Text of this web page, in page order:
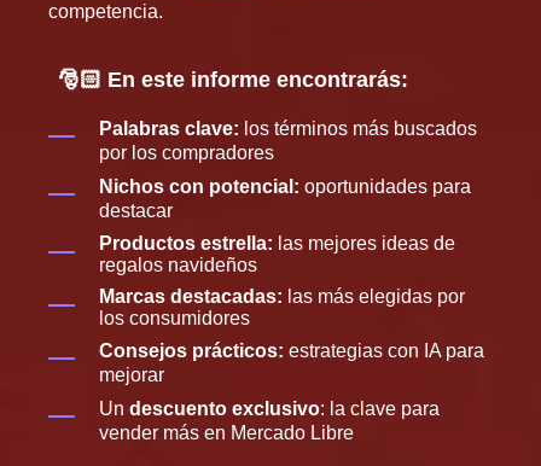
competencia.
🎅🏻 En este informe encontrarás:
Palabras clave: los términos más buscados
por los compradores
Nichos con potencial: oportunidades para
destacar
Productos estrella: las mejores ideas de
regalos navideños
Marcas destacadas: las más elegidas por
los consumidores
Consejos prácticos: estrategias con IA para
mejorar
Un descuento exclusivo: la clave para
vender más en Mercado Libre